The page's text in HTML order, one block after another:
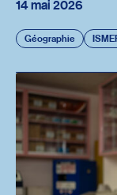
14 mai 2026
Géographie